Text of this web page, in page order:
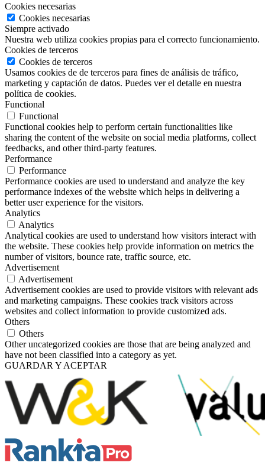
Cookies necesarias
Cookies necesarias
Siempre activado
Nuestra web utiliza cookies propias para el correcto funcionamiento.
Cookies de terceros
Cookies de terceros
Usamos cookies de de terceros para fines de análisis de tráfico,
marketing y captación de datos. Puedes ver el detalle en nuestra
política de cookies.
Functional
Functional
Functional cookies help to perform certain functionalities like
sharing the content of the website on social media platforms, collect
feedbacks, and other third-party features.
Performance
Performance
Performance cookies are used to understand and analyze the key
performance indexes of the website which helps in delivering a
better user experience for the visitors.
Analytics
Analytics
Analytical cookies are used to understand how visitors interact with
the website. These cookies help provide information on metrics the
number of visitors, bounce rate, traffic source, etc.
Advertisement
Advertisement
Advertisement cookies are used to provide visitors with relevant ads
and marketing campaigns. These cookies track visitors across
websites and collect information to provide customized ads.
Others
Others
Other uncategorized cookies are those that are being analyzed and
have not been classified into a category as yet.
GUARDAR Y ACEPTAR